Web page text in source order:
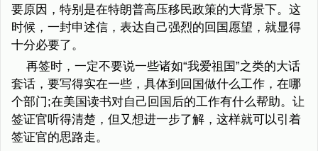
要原因，特别是在特朗普高压移民政策的大背景下。这
时候，一封申述信，表达自己强烈的回国愿望，就显得
十分必要了。
再签时，一定不要说一些诸如“我爱祖国”之类的大话
套话，要写得实在一些，具体到回国做什么工作，在哪
个部门;在美国读书对自己回国后的工作有什么帮助。让
签证官听得清楚，但又想进一步了解，这样就可以引着
签证官的思路走。